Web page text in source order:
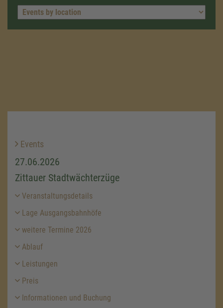
Events
27.06.2026
Zittauer Stadtwächterzüge
Veranstaltungsdetails
Lage Ausgangsbahnhöfe
weitere Termine 2026
Ablauf
Leistungen
Preis
Informationen und Buchung